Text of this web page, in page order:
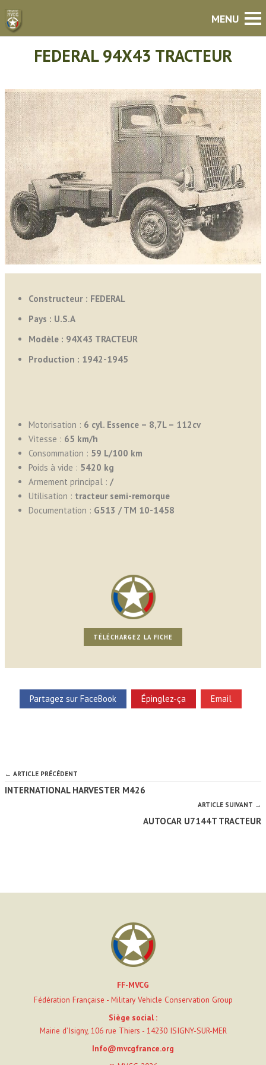
FEDERAL 94X43 TRACTEUR
Constructeur : FEDERAL
Pays : U.S.A
Modèle : 94X43 TRACTEUR
Production : 1942-1945
Motorisation : 6 cyl. Essence – 8,7L – 112cv
Vitesse : 65 km/h
Consommation : 59 L/100 km
Poids à vide : 5420 kg
Armement principal : /
Utilisation : tracteur semi-remorque
Documentation : G513 / TM 10-1458
TÉLÉCHARGEZ LA FICHE
Partagez sur FaceBook Épinglez-ça Email
← ARTICLE PRÉCÉDENT
INTERNATIONAL HARVESTER M426
ARTICLE SUIVANT →
AUTOCAR U7144T TRACTEUR
FF-MVCG
Fédération Française - Military Vehicle Conservation Group
Siège social :
Mairie d’Isigny, 106 rue Thiers - 14230 ISIGNY-SUR-MER
Info@mvcgfrance.org